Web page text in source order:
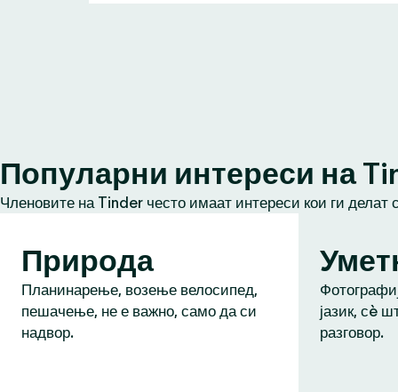
Популарни интереси на
Членовите на Tinder често имаат интереси кои ги делат
Природа
Планинарење, возење велосипед,
пешачење, не е важно, само да си
надвор.
јазик, сè
разговор.